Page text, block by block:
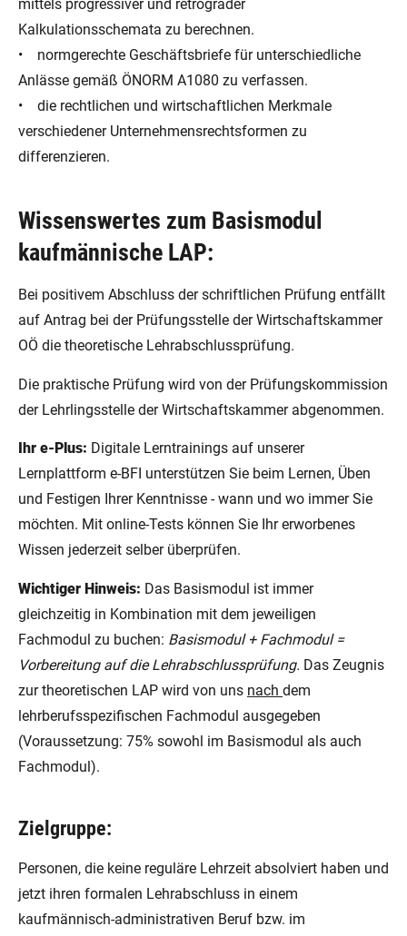
mittels progressiver und retrograder
Kalkulationsschemata zu berechnen.
• normgerechte Geschäftsbriefe für unterschiedliche
Anlässe gemäß ÖNORM A1080 zu verfassen.
• die rechtlichen und wirtschaftlichen Merkmale
verschiedener Unternehmensrechtsformen zu
differenzieren.
Wissenswertes zum Basismodul
kaufmännische LAP:
Bei positivem Abschluss der schriftlichen Prüfung entfällt
auf Antrag bei der Prüfungsstelle der Wirtschaftskammer
OÖ die theoretische Lehrabschlussprüfung.
Die praktische Prüfung wird von der Prüfungskommission
der Lehrlingsstelle der Wirtschaftskammer abgenommen.
Ihr e-Plus: Digitale Lerntrainings auf unserer
Lernplattform e-BFI unterstützen Sie beim Lernen, Üben
und Festigen Ihrer Kenntnisse - wann und wo immer Sie
möchten. Mit online-Tests können Sie Ihr erworbenes
Wissen jederzeit selber überprüfen.
Wichtiger Hinweis: Das Basismodul ist immer
gleichzeitig in Kombination mit dem jeweiligen
Fachmodul zu buchen: Basismodul + Fachmodul =
Vorbereitung auf die Lehrabschlussprüfung. Das Zeugnis
zur theoretischen LAP wird von uns nach dem
lehrberufsspezifischen Fachmodul ausgegeben
(Voraussetzung: 75% sowohl im Basismodul als auch
Fachmodul).
Zielgruppe:
Personen, die keine reguläre Lehrzeit absolviert haben und
jetzt ihren formalen Lehrabschluss in einem
kaufmännisch-administrativen Beruf bzw. im